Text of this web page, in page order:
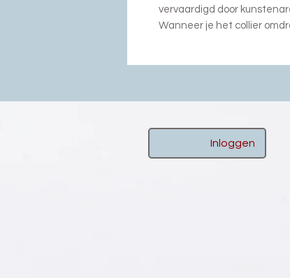
vervaardigd door
Wanneer je het collier
Inloggen